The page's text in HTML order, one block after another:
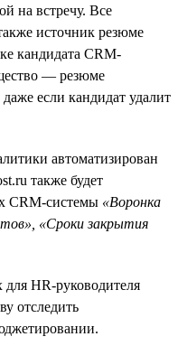
на встречу. Все
источник резюме
кандидата CRM-
— резюме
даже если кандидат удалит
автоматизирован
также будет
CRM-системы «Воронка
«Сроки закрытия
HR-руководителя
отследить